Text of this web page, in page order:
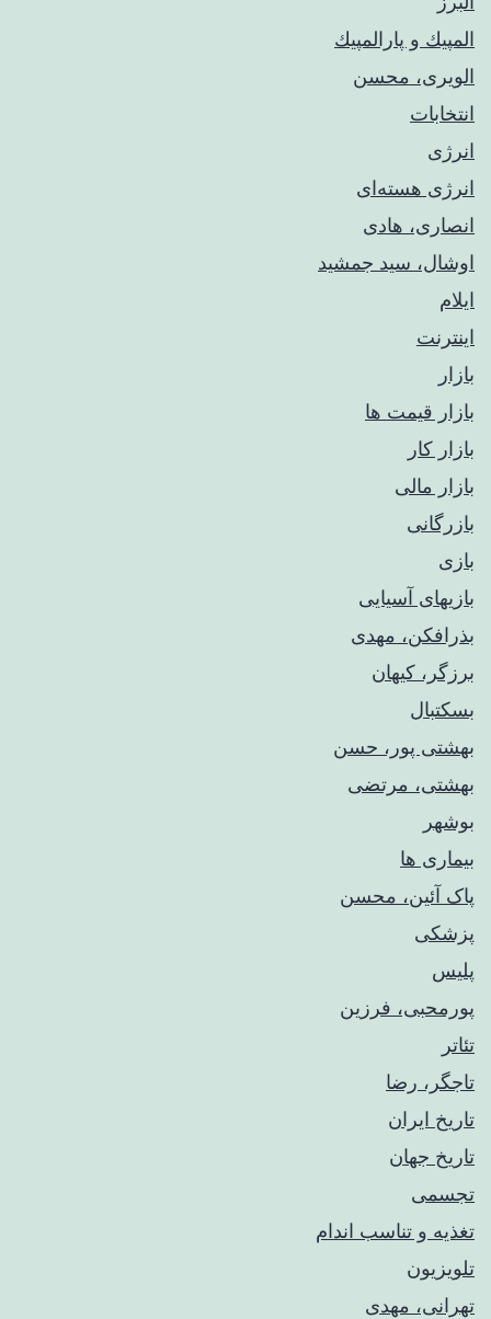
المپيك و پارالمپيك
الویری، محسن
انتخابات
انرژی
انرژی هسته‌ای
انصاری، هادی
اوشال، سید جمشید
ایلام
اینترنت
بازار
بازار قیمت ها
بازار کار
بازار مالی
بازرگانی
بازی
بازیهای آسیایی
بذرافکن، مهدی
برزگر، کیهان
بسکتبال
بهشتی پور، حسن
بهشتی، مرتضی
بوشهر
بیماری ها
پاک آئین، محسن
پزشکی
پلیس
پورمحبی، فرزین
تئاتر
تاجگر، رضا
تاریخ ایران
تاریخ جهان
تجسمی
تغذیه و تناسب اندام
تلویزیون
تهرانی، مهدی